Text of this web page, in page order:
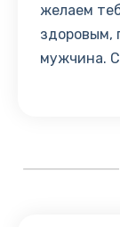
желаем
здоровым,
мужчина.